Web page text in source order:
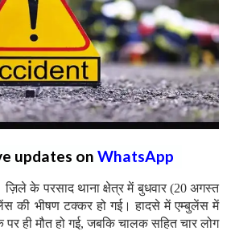
updates on WhatsApp
के परसाद थाना क्षेत्र में बुधवार (20 अगस्त
की भीषण टक्कर हो गई। हादसे में एम्बुलेंस में
पर ही मौत हो गई, जबकि चालक सहित चार लोग